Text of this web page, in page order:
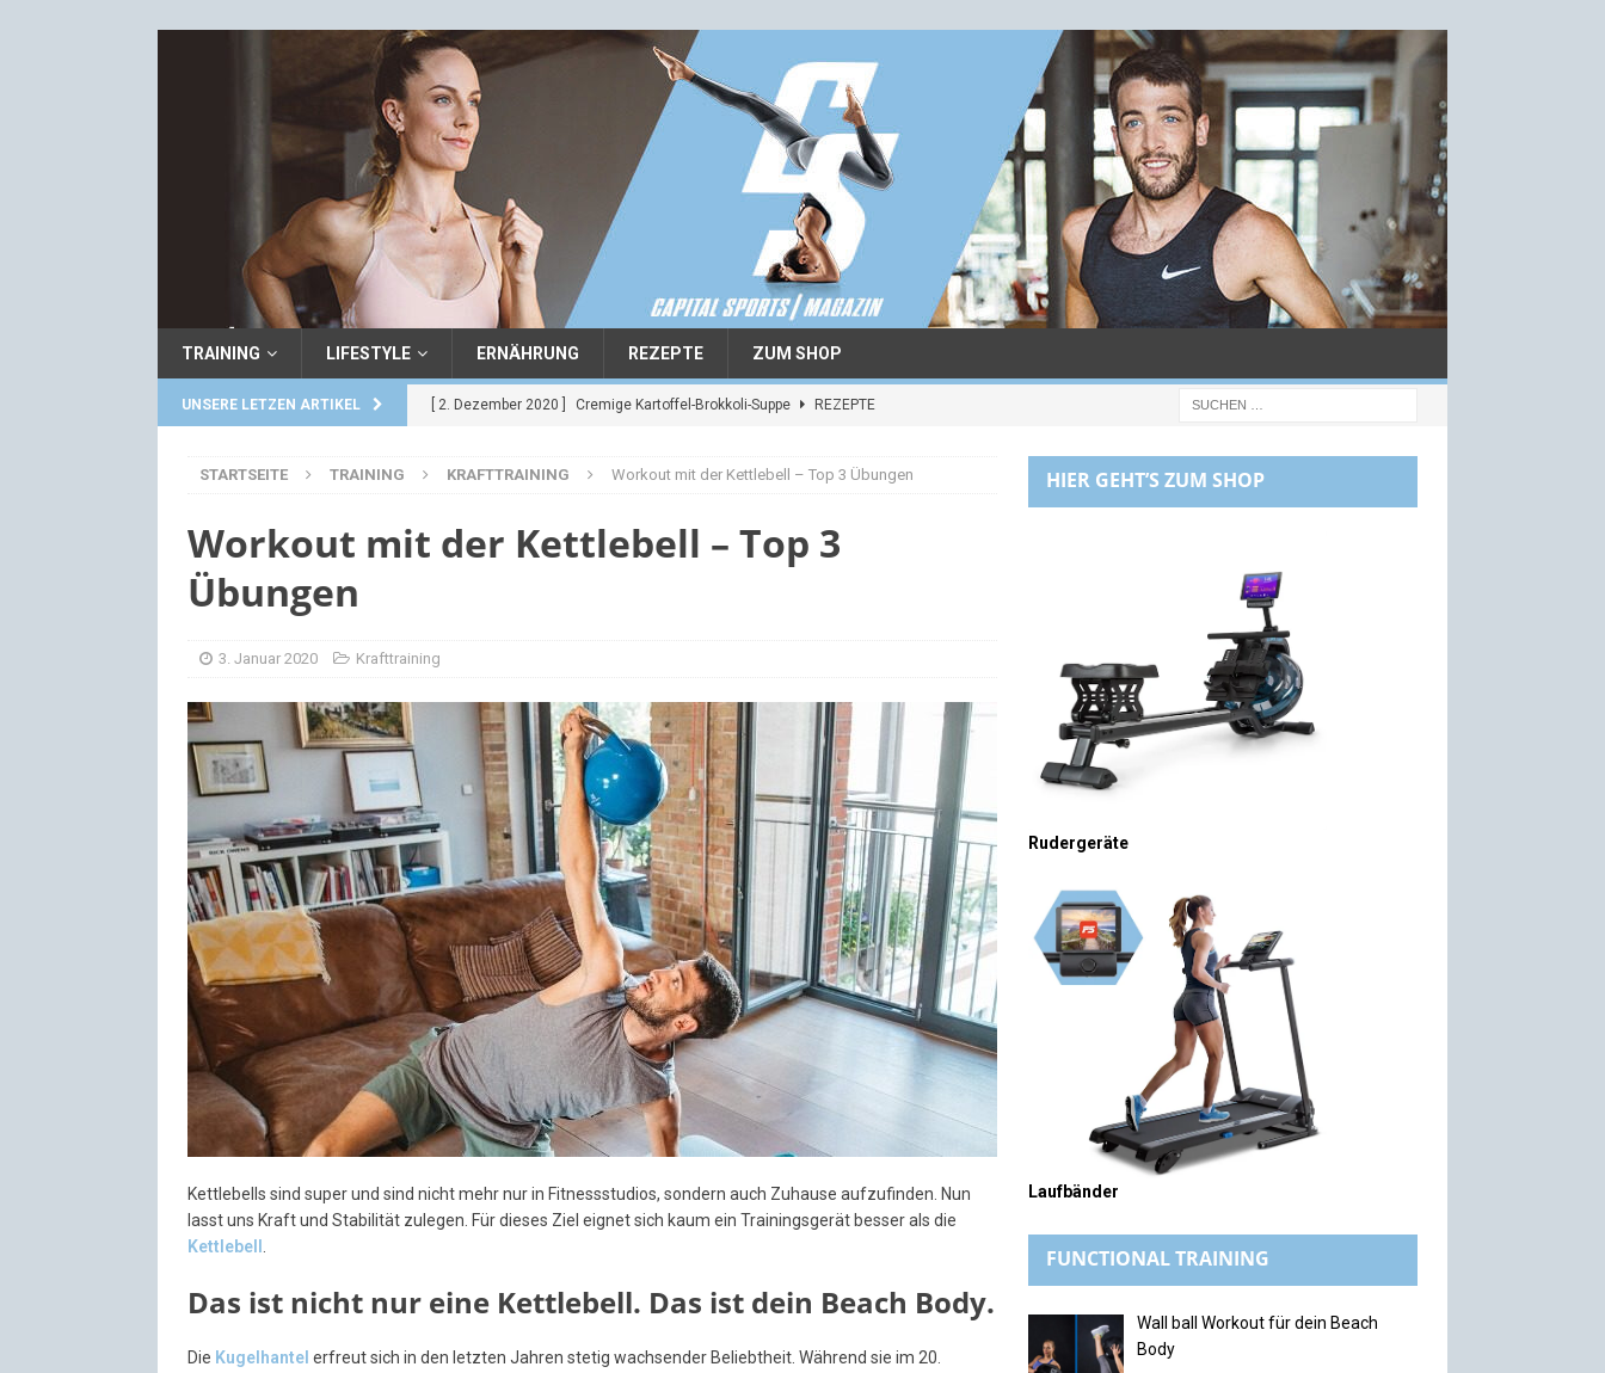
TRAINING LIFESTYLE ERNÄHRUNG REZEPTE ZUM SHOP
UNSERE LETZEN ARTIKEL [ 2. Dezember 2020 ] Reis mit würzigem Curry und Garnelen REZEPTE
[ 21. April 2016 ] Miryam Roper Yearwood – Judo ATHLETEN
Cremige Kartoffel-Brokkoli-Suppe
STARTSEITE TRAINING KRAFTTRAINING Workout mit der Kettlebell – Top 3 Übungen
Workout mit der Kettlebell – Top 3
Übungen
3. Januar 2020 Krafttraining
Kettlebells sind super und sind nicht mehr nur in Fitnessstudios, sondern auch Zuhause aufzufinden. Nun
lasst uns Kraft und Stabilität zulegen. Für dieses Ziel eignet sich kaum ein Trainingsgerät besser als die
Kettlebell
Das ist nicht nur eine Kettlebell. Das ist dein Beach Body.
Die Kugelhantel erfreut sich in den letzten Jahren stetig wachsender Beliebtheit. Während sie im 20.
HIER GEHT’S ZUM SHOP
Rudergeräte
Laufbänder
FUNCTIONAL TRAINING
Wall ball Workout für dein Beach
Body